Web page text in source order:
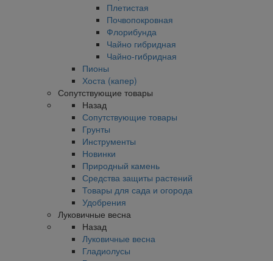
Плетистая
Почвопокровная
Флорибунда
Чайно гибридная
Чайно-гибридная
Пионы
Хоста (капер)
Сопутствующие товары
Назад
Сопутствующие товары
Грунты
Инструменты
Новинки
Природный камень
Средства защиты растений
Товары для сада и огорода
Удобрения
Луковичные весна
Назад
Луковичные весна
Гладиолусы